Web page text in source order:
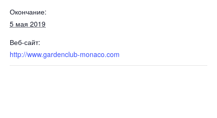
Окончание:
5 мая 2019
Веб-сайт:
http://www.gardenclub-monaco.com